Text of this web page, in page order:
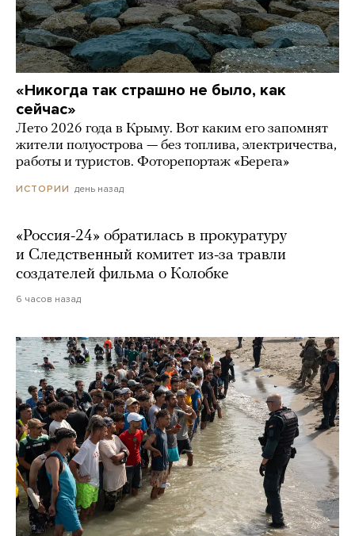
«Никогда так страшно не было, как
сейчас»
Лето 2026 года в Крыму. Вот каким его запомнят
жители полуострова — без топлива, электричества,
работы и туристов. Фоторепортаж «Берега»
ИСТОРИИ день назад
«Россия-24» обратилась в прокуратуру
и Следственный комитет из-за травли
создателей фильма о Колобке
6 часов назад